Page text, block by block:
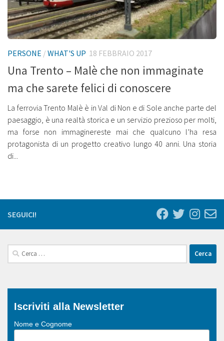
PERSONE / WHAT'S UP 18 FEBBRAIO 2017
Una Trento – Malè che non immaginate
ma che sarete felici di conoscere
La ferrovia Trento Malè è in Val di Non e di Sole anche parte del
paesaggio, è una realtà storica e un servizio prezioso per molti,
ma forse non immaginereste mai che qualcuno l’ha resa
protagonista di un progetto creativo lungo 40 anni. Una storia
di...
SEGUICI!
Ricerca
per:
Iscriviti alla Newsletter
Nome e Cognome